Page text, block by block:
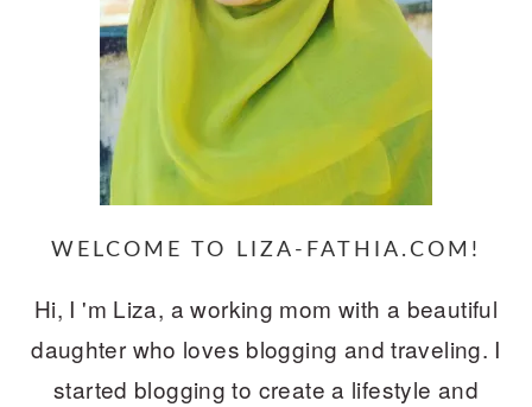
WELCOME TO LIZA-FATHIA.COM!
Hi, I 'm Liza, a working mom with a beautiful
daughter who loves blogging and traveling. I
started blogging to create a lifestyle and